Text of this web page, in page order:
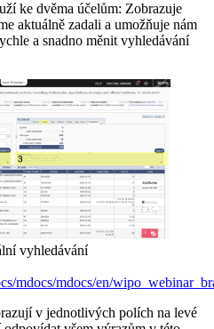
ke dvěma účelům: Zobrazuje
aktuálně zadali a umožňuje nám
a snadno měnit vyhledávání
vyhledávání
mdocs/mdocs/en/
v jednotlivých polích na levé